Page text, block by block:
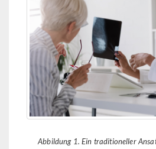
Abbildung 1. Ein traditioneller